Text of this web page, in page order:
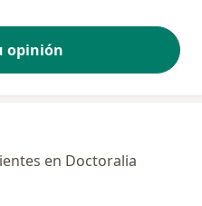
opinión
en Doctoralia